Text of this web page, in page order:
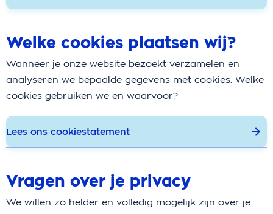
Welke cookies plaatsen wij?
Wanneer je onze website bezoekt verzamelen en
analyseren we bepaalde gegevens met cookies. Welke
cookies gebruiken we en waarvoor?
Lees ons cookiestatement
Vragen over je privacy
We willen zo helder en volledig mogelijk zijn over je